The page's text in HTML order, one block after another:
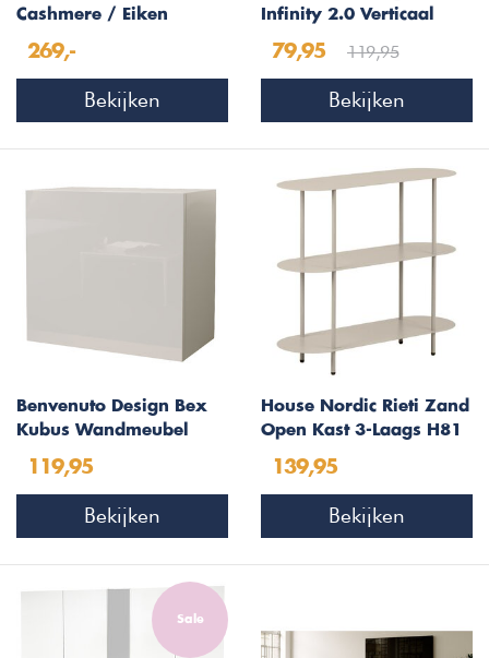
Cashmere / Eiken
Wandkast
269,-
Bekijken
Infinity 2.0 Verticaal
79,95 119,95
Bekijken
Benvenuto Design Bex
Kubus Wandmeubel
119,95
Bekijken
House Nordic Rieti Zand
Open Kast 3-Laags H81
139,95
Bekijken
Sale